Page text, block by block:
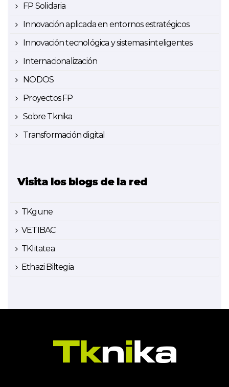
FP Solidaria
Innovación aplicada en entornos estratégicos
Innovación tecnológica y sistemas inteligentes
Internacionalización
NODOS
Proyectos FP
Sobre Tknika
Transformación digital
Visita los blogs de la red
TKgune
VETIBAC
TKlitatea
Ethazi Biltegia